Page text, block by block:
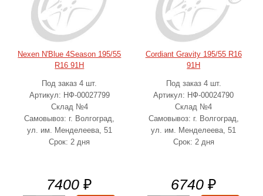
Nexen N'Blue 4Season 195/55
R16 91H
Под заказ 4 шт.
Артикул: НФ-00027799
Склад №4
Самовывоз: г. Волгоград,
ул. им. Менделеева, 51
Срок: 2 дня
7400 ₽
Cordiant Gravity 195/55 R16
91H
Под заказ 4 шт.
Артикул: НФ-00024790
Склад №4
Самовывоз: г. Волгоград,
ул. им. Менделеева, 51
Срок: 2 дня
6740 ₽